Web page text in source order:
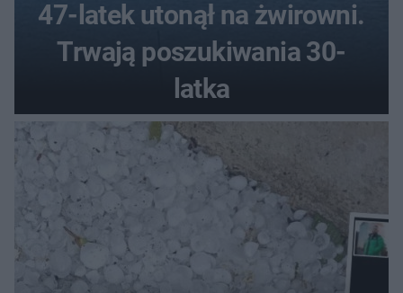
47-latek utonął na żwirowni.
Trwają poszukiwania 30-
latka